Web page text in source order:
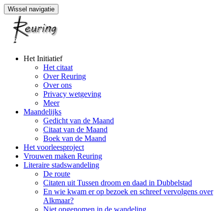
Wissel navigatie
Naar
Het Initiatief
Het citaat
Over Reuring
Over ons
Privacy wetgeving
Meer
Maandelijks
Gedicht van de Maand
Citaat van de Maand
Boek van de Maand
Het voorleesproject
Vrouwen maken Reuring
Literaire stadswandeling
De route
Citaten uit Tussen droom en daad in Dubbelstad
En wie kwam er op bezoek en schreef vervolgens over
Alkmaar?
Niet opgenomen in de wandeling